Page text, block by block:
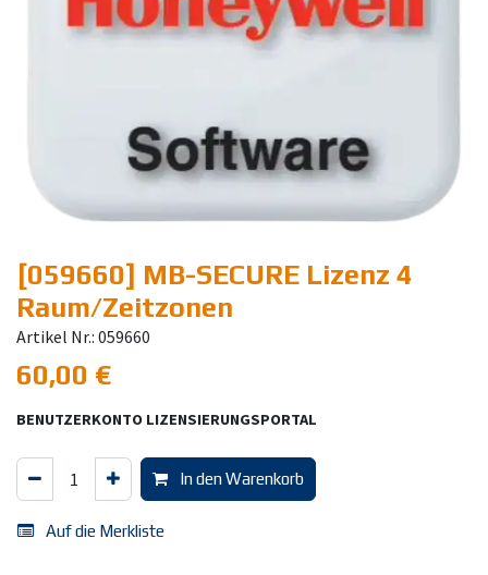
[059660] MB-SECURE Lizenz 4
Raum/Zeitzonen
Artikel Nr.: 059660
60,00 €
BENUTZERKONTO LIZENSIERUNGSPORTAL
In den Warenkorb
Auf die Merkliste